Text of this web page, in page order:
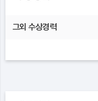
그외 수상경력